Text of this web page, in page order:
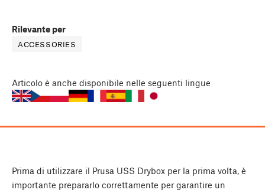
Rilevante per
ACCESSORIES
Articolo è anche disponibile nelle seguenti lingue
Prima di utilizzare il Prusa USS Drybox per la prima volta, è
importante prepararlo correttamente per garantire un